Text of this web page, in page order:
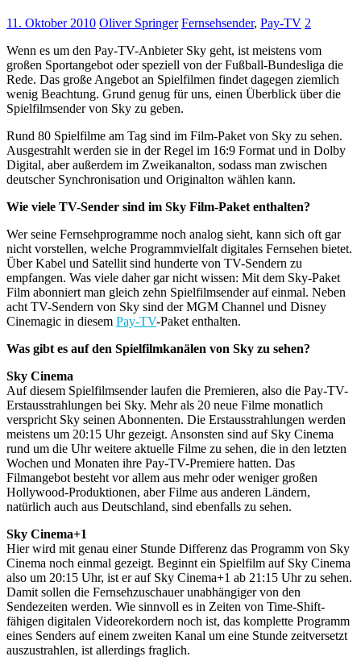
11. Oktober 2010 Oliver Springer Fernsehsender, Pay-TV 2
Wenn es um den Pay-TV-Anbieter Sky geht, ist meistens vom
großen Sportangebot oder speziell von der Fußball-Bundesliga die
Rede. Das große Angebot an Spielfilmen findet dagegen ziemlich
wenig Beachtung. Grund genug für uns, einen Überblick über die
Spielfilmsender von Sky zu geben.
Rund 80 Spielfilme am Tag sind im Film-Paket von Sky zu sehen.
Ausgestrahlt werden sie in der Regel im 16:9 Format und in Dolby
Digital, aber außerdem im Zweikanalton, sodass man zwischen
deutscher Synchronisation und Originalton wählen kann.
Wie viele TV-Sender sind im Sky Film-Paket enthalten?
Wer seine Fernsehprogramme noch analog sieht, kann sich oft gar
nicht vorstellen, welche Programmvielfalt digitales Fernsehen bietet.
Über Kabel und Satellit sind hunderte von TV-Sendern zu
empfangen. Was viele daher gar nicht wissen: Mit dem Sky-Paket
Film abonniert man gleich zehn Spielfilmsender auf einmal. Neben
acht TV-Sendern von Sky sind der MGM Channel und Disney
Cinemagic in diesem Pay-TV-Paket enthalten.
Was gibt es auf den Spielfilmkanälen von Sky zu sehen?
Sky Cinema
Auf diesem Spielfilmsender laufen die Premieren, also die Pay-TV-
Erstausstrahlungen bei Sky. Mehr als 20 neue Filme monatlich
verspricht Sky seinen Abonnenten. Die Erstausstrahlungen werden
meistens um 20:15 Uhr gezeigt. Ansonsten sind auf Sky Cinema
rund um die Uhr weitere aktuelle Filme zu sehen, die in den letzten
Wochen und Monaten ihre Pay-TV-Premiere hatten. Das
Filmangebot besteht vor allem aus mehr oder weniger großen
Hollywood-Produktionen, aber Filme aus anderen Ländern,
natürlich auch aus Deutschland, sind ebenfalls zu sehen.
Sky Cinema+1
Hier wird mit genau einer Stunde Differenz das Programm von Sky
Cinema noch einmal gezeigt. Beginnt ein Spielfilm auf Sky Cinema
also um 20:15 Uhr, ist er auf Sky Cinema+1 ab 21:15 Uhr zu sehen.
Damit sollen die Fernsehzuschauer unabhängiger von den
Sendezeiten werden. Wie sinnvoll es in Zeiten von Time-Shift-
fähigen digitalen Videorekordern noch ist, das komplette Programm
eines Senders auf einem zweiten Kanal um eine Stunde zeitversetzt
auszustrahlen, ist allerdings fraglich.